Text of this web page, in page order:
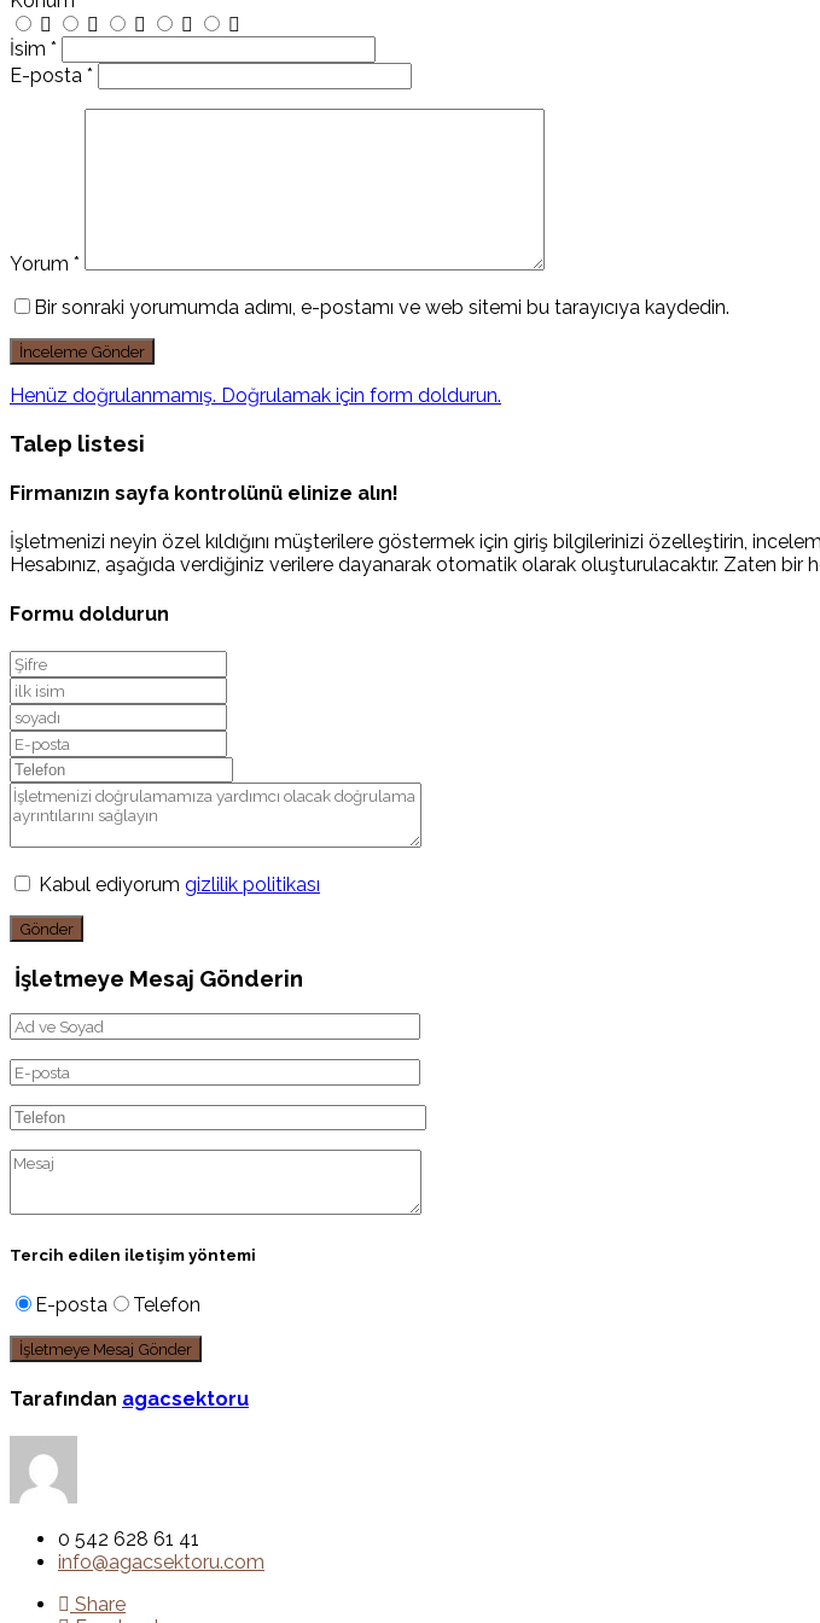
İsim *
E-posta *
Yorum *
Bir sonraki yorumumda adımı, e-postamı ve web sitemi bu tarayıcıya kaydedin.
Henüz doğrulanmamış. Doğrulamak için form doldurun.
Talep listesi
Firmanızın sayfa kontrolünü elinize alın!
İşletmenizi neyin özel kıldığını müşterilere göstermek için giriş bilgilerinizi özelleştirin,
Hesabınız, aşağıda verdiğiniz verilere dayanarak otomatik olarak oluşturulacaktır. Zaten bir
Formu doldurun
Kabul ediyorum gizlilik politikası
Gönder
İşletmeye Mesaj Gönderin
Tercih edilen iletişim yöntemi
E-posta Telefon
Tarafından agacsektoru
0 542 628 61 41
info@agacsektoru.com
Share